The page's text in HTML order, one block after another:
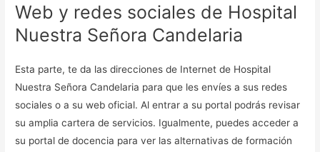
Web y redes sociales de Hospital
Nuestra Señora Candelaria
Esta parte, te da las direcciones de Internet de Hospital
Nuestra Señora Candelaria para que les envíes a sus redes
sociales o a su web oficial. Al entrar a su portal podrás revisar
su amplia cartera de servicios. Igualmente, puedes acceder a
su portal de docencia para ver las alternativas de formación